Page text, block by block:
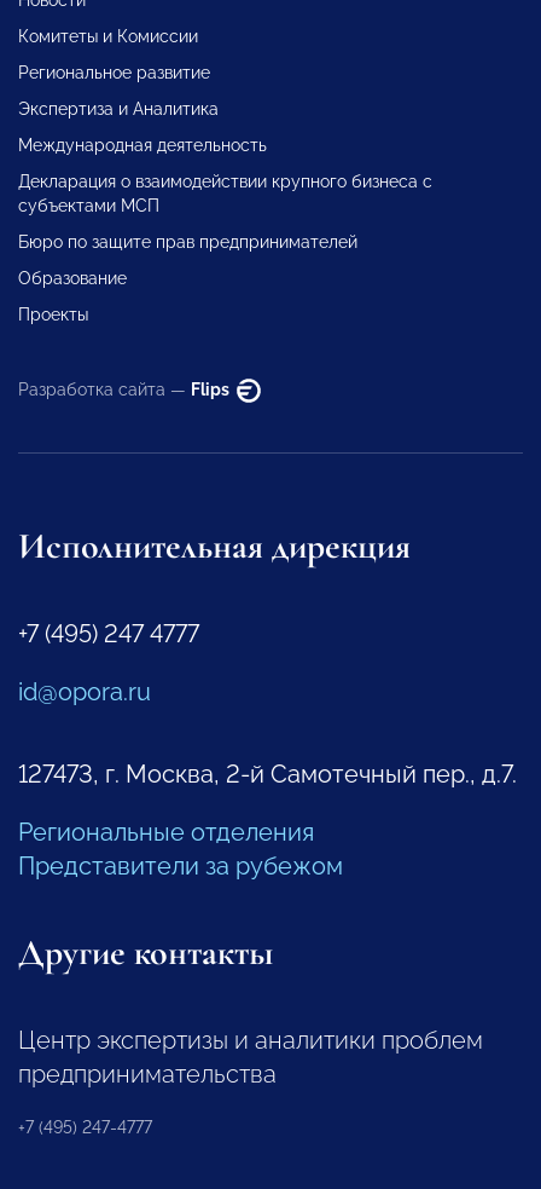
Комитеты и Комиссии
Региональное развитие
Экспертиза и Аналитика
Международная деятельность
Декларация о взаимодействии крупного бизнеса с
субъектами МСП
Бюро по защите прав предпринимателей
Образование
Проекты
Разработка сайта — Flips
Исполнительная дирекция
+7 (495) 247 4777
id@opora.ru
127473, г. Москва, 2-й Самотечный пер., д.7.
Региональные отделения
Представители за рубежом
Другие контакты
Центр экспертизы и аналитики проблем
предпринимательства
+7 (495) 247-4777